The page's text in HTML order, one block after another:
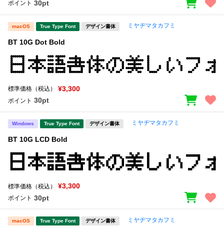
ポイント 30pt
macOS True Type Font デザイン書体 ミヤヂマタカフミ
BT 10G Dot Bold
標準価格（税込） ¥3,300
ポイント 30pt
Windows True Type Font デザイン書体 ミヤヂマタカフミ
BT 10G LCD Bold
標準価格（税込） ¥3,300
ポイント 30pt
macOS True Type Font デザイン書体 ミヤヂマタカフミ